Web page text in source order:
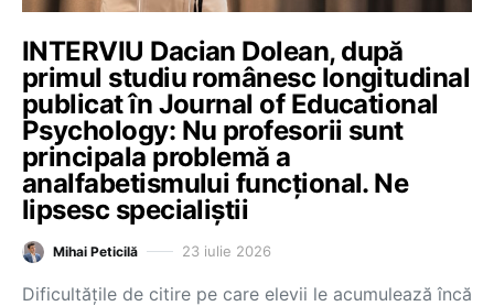
INTERVIU Dacian Dolean, după
primul studiu românesc longitudinal
publicat în Journal of Educational
Psychology: Nu profesorii sunt
principala problemă a
analfabetismului funcțional. Ne
lipsesc specialiștii
Mihai Peticilă 23 iulie 2026
Dificultățile de citire pe care elevii le acumulează încă